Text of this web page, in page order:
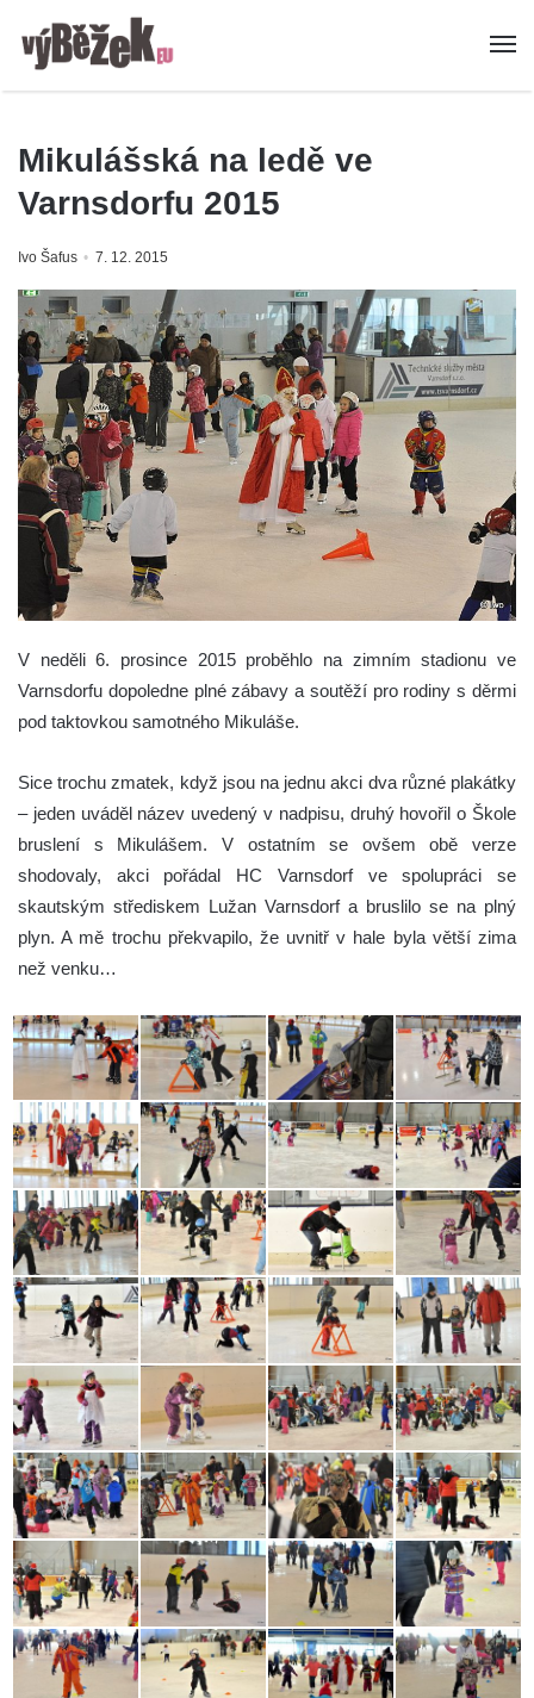
Mikulášská na ledě ve
Varnsdorfu 2015
Ivo Šafus 7. 12. 2015
V neděli 6. prosince 2015 proběhlo na zimním stadionu ve
Varnsdorfu dopoledne plné zábavy a soutěží pro rodiny s děrmi
pod taktovkou samotného Mikuláše.
Sice trochu zmatek, když jsou na jednu akci dva různé plakátky
– jeden uváděl název uvedený v nadpisu, druhý hovořil o Škole
bruslení s Mikulášem. V ostatním se ovšem obě verze
shodovaly, akci pořádal HC Varnsdorf ve spolupráci se
skautským střediskem Lužan Varnsdorf a bruslilo se na plný
plyn. A mě trochu překvapilo, že uvnitř v hale byla větší zima
než venku…